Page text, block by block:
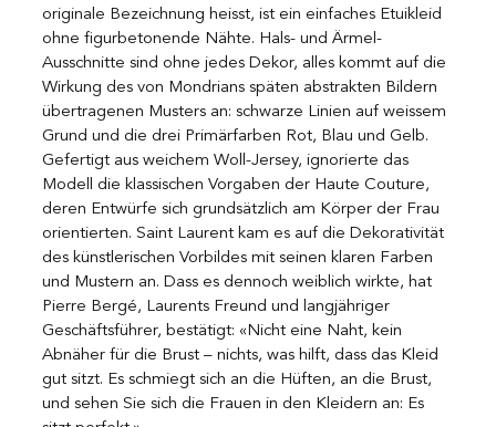
originale Bezeichnung heisst, ist ein einfaches Etuikleid
ohne figurbetonende Nähte. Hals- und Ärmel-
Ausschnitte sind ohne jedes Dekor, alles kommt auf die
Wirkung des von Mondrians späten abstrakten Bildern
übertragenen Musters an: schwarze Linien auf weissem
Grund und die drei Primärfarben Rot, Blau und Gelb.
Gefertigt aus weichem Woll-Jersey, ignorierte das
Modell die klassischen Vorgaben der Haute Couture,
deren Entwürfe sich grundsätzlich am Körper der Frau
orientierten. Saint Laurent kam es auf die Dekorativität
des künstlerischen Vorbildes mit seinen klaren Farben
und Mustern an. Dass es dennoch weiblich wirkte, hat
Pierre Bergé, Laurents Freund und langjähriger
Geschäftsführer, bestätigt: «Nicht eine Naht, kein
Abnäher für die Brust – nichts, was hilft, dass das Kleid
gut sitzt. Es schmiegt sich an die Hüften, an die Brust,
und sehen Sie sich die Frauen in den Kleidern an: Es